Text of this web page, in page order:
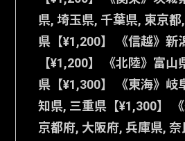
県, 埼玉県, 千葉県, 東京
県【¥1,200】 《信越》新
【¥1,200】 《北陸》富山
県【¥1,300】 《東海》岐
知県, 三重県【¥1,300】
京都府, 大阪府, 兵庫県,